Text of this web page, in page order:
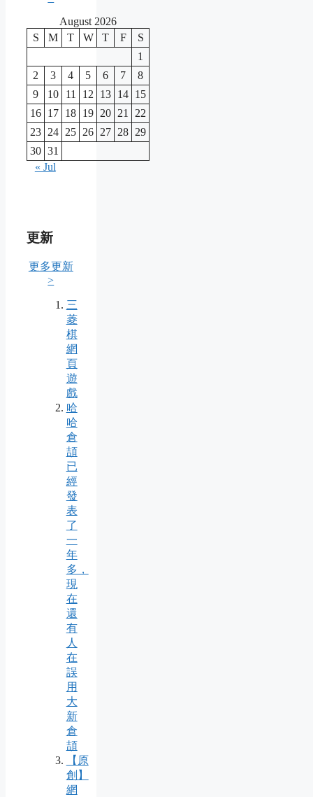
August 2026
S
M T W T F
S
1
2
3 4 5 6 7
8
9
10 11 12 13 14 15
16 17 18 19 20 21
22
23 24 25 26 27 28 29
30 31
« Jul
更新
更多更新
>
三
菱
棋
網
頁
遊
戲
哈
哈
倉
頡
已
經
發
表
了
一
年
多，
現
在
還
有
人
在
誤
用
大
新
倉
頡
【原
創】
網